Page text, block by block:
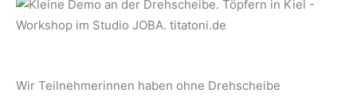
Wir Teilnehmerinnen haben ohne Drehscheibe